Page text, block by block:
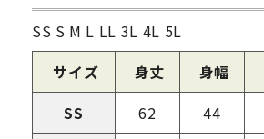
SS S M L LL 3L 4L 5L
サイズ
身丈 身幅
SS
62 44